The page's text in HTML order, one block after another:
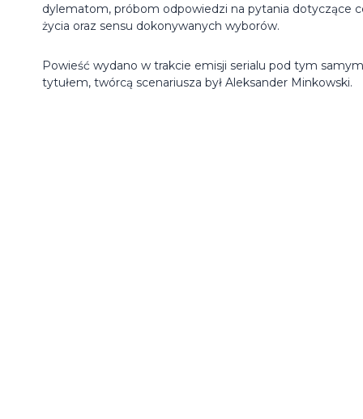
dylematom, próbom odpowiedzi na pytania dotyczące
życia oraz sensu dokonywanych wyborów.
Powieść wydano w trakcie emisji serialu pod tym samym
tytułem, twórcą scenariusza był Aleksander Minkowski.